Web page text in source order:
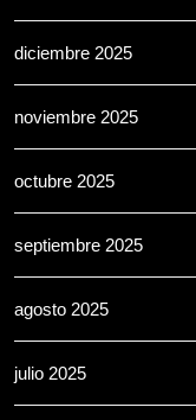
diciembre 2025
noviembre 2025
octubre 2025
septiembre 2025
agosto 2025
julio 2025